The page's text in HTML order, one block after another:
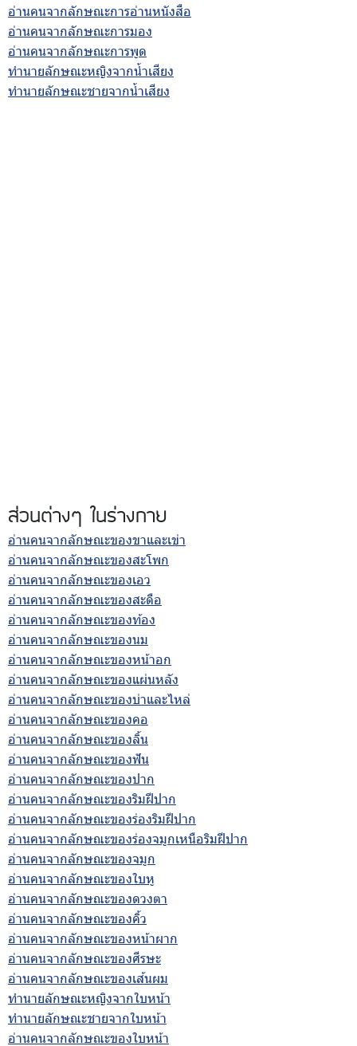
อ่านคนจากลักษณะการอ่านหนังสือ
อ่านคนจากลักษณะการมอง
อ่านคนจากลักษณะการพูด
ทำนายลักษณะหญิงจากน้ำเสียง
ทำนายลักษณะชายจากน้ำเสียง
ส่วนต่างๆ ในร่างกาย
อ่านคนจากลักษณะของขาและเข่า
อ่านคนจากลักษณะของสะโพก
อ่านคนจากลักษณะของเอว
อ่านคนจากลักษณะของสะดือ
อ่านคนจากลักษณะของท้อง
อ่านคนจากลักษณะของนม
อ่านคนจากลักษณะของหน้าอก
อ่านคนจากลักษณะของแผ่นหลัง
อ่านคนจากลักษณะของบ่าและไหล่
อ่านคนจากลักษณะของคอ
อ่านคนจากลักษณะของลิ้น
อ่านคนจากลักษณะของฟัน
อ่านคนจากลักษณะของปาก
อ่านคนจากลักษณะของริมฝีปาก
อ่านคนจากลักษณะของร่องริมฝีปาก
อ่านคนจากลักษณะของร่องจมูกเหนือริมฝีปาก
อ่านคนจากลักษณะของจมูก
อ่านคนจากลักษณะของใบหู
อ่านคนจากลักษณะของดวงตา
อ่านคนจากลักษณะของคิ้ว
อ่านคนจากลักษณะของหน้าผาก
อ่านคนจากลักษณะของศีรษะ
อ่านคนจากลักษณะของเส้นผม
ทำนายลักษณะหญิงจากใบหน้า
ทำนายลักษณะชายจากใบหน้า
อ่านคนจากลักษณะของใบหน้า